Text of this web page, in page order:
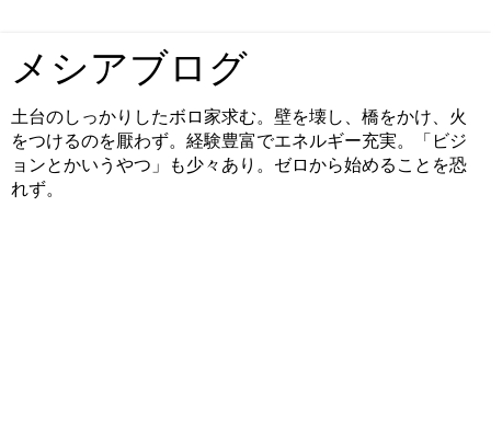
メシアブログ
土台のしっかりしたボロ家求む。壁を壊し、橋をかけ、火
をつけるのを厭わず。経験豊富でエネルギー充実。「ビジ
ョンとかいうやつ」も少々あり。ゼロから始めることを恐
れず。